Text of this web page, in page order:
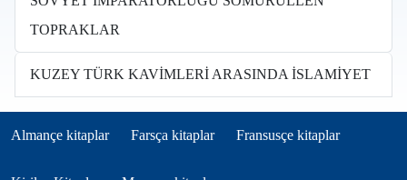
TOPRAKLAR
KUZEY TÜRK KAVİMLERİ ARASINDA İSLAMİYET
Books in other languages tr
Almançe kitaplar
(opens in new tab) Farsça kitaplar
(opens in new tab) Fransusçe kitaplar
(opens in new tab)